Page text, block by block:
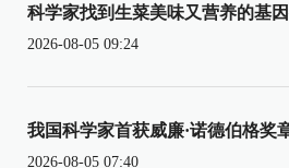
科学家找到生菜美味又营养的基
2026-08-05 09:24
我国科学家首获威廉·诺德伯格奖
2026-08-05 07:40